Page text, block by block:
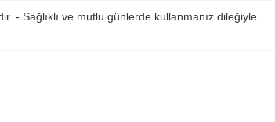
- Sağlıklı ve mutlu günlerde kullanmanız dileğiyle…